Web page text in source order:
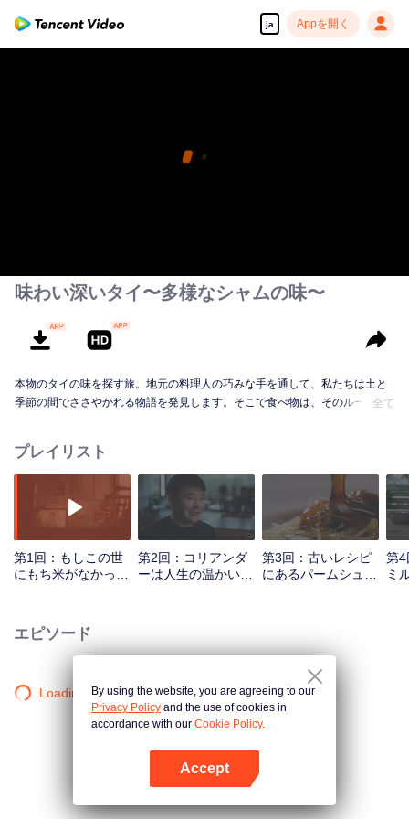
ja Appを開く
味わい深いタイ〜多様なシャムの味〜
本物のタイの味を探す旅。地元の料理人の巧みな手を通して、私たちは土と
季節の間でささやかれる物語を発見します。そこで食べ物は、そのルーツ、
全て
プレイリスト
第1回：もしこの世
にもち米がなかった
第2回：コリアンダ
ーは人生の温かい脇
第3回：古いレシピ
にあるパームシュガ
第4
ミ
エピソード
Loading…By using the website, you are agreeing to our
Privacy Policy and the use of cookies in
accordance with our Cookie Policy.
Accept